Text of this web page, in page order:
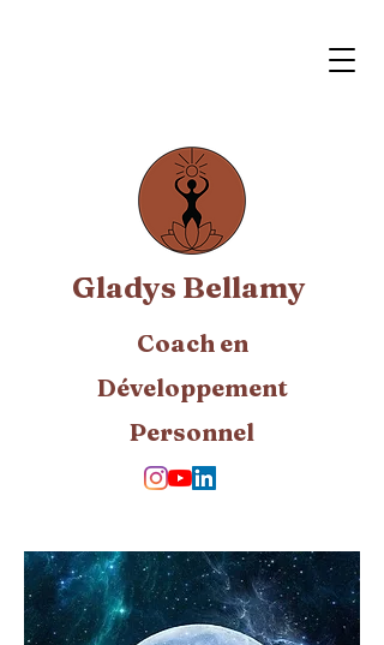
Gladys Bellamy
Coach en
Développement
Personnel​